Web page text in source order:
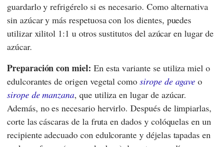
guardarlo y refrigérelo si es necesario. Como alternativa
sin azúcar y más respetuosa con los dientes, puedes
utilizar xilitol 1:1 u otros sustitutos del azúcar en lugar de
azúcar.
Preparación con miel: En esta variante se utiliza miel o
edulcorantes de origen vegetal comosirope de agave o
sirope de manzana, que utiliza en lugar de azúcar.
Además, no es necesario hervirlo. Después de limpiarlas,
corte las cáscaras de la fruta en dados y colóquelas en un
recipiente adecuado con edulcorante y déjelas tapadas en